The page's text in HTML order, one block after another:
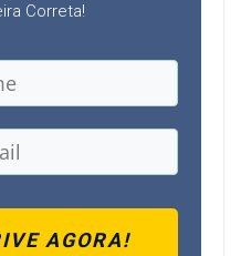
Correta!
AGORA!